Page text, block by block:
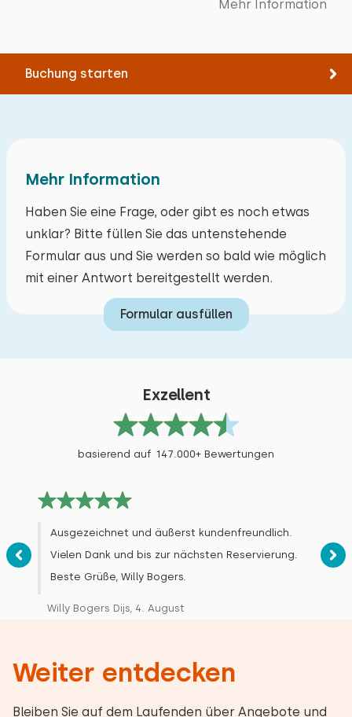
Mehr Information
Buchung starten
Mehr Information
Haben Sie eine Frage, oder gibt es noch etwas
unklar? Bitte füllen Sie das untenstehende
Formular aus und Sie werden so bald wie möglich
mit einer Antwort bereitgestellt werden.
Formular ausfüllen
Exzellent
basierend auf 147.000+ Bewertungen
Ausgezeichnet und äußerst kundenfreundlich.
Vielen Dank und bis zur nächsten Reservierung.
Beste Grüße, Willy Bogers.
Willy Bogers Dijs, 4. August
Weiter entdecken
Bleiben Sie auf dem Laufenden über Angebote und